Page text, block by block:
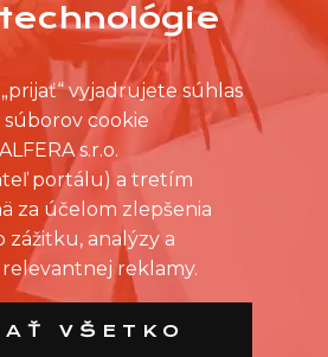
MOŽNOSŤAMI
vyjadrujete súhlas
cookie
s.r.o.
portálu) a tretím
za účelom zlepšenia
zážitku, analýzy a
reklamy.
VŠETKO